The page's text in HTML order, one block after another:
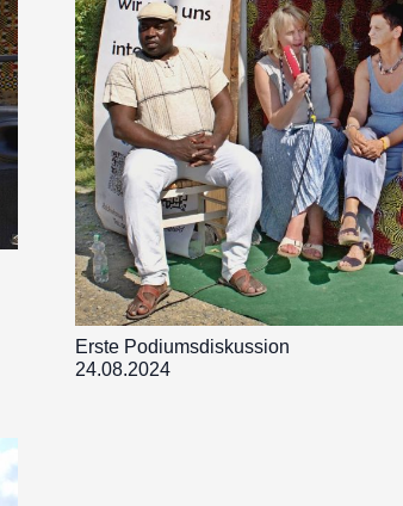
Erste Podiumsdiskussion
24.08.2024